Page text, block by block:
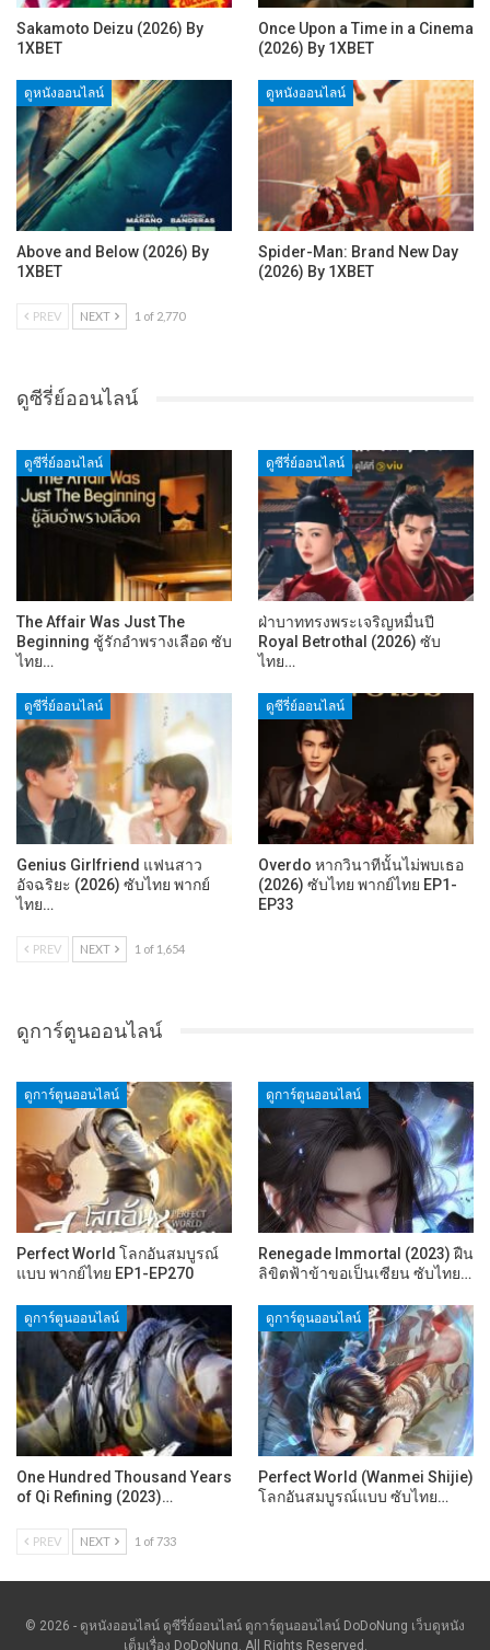
Sakamoto Deizu (2026) By
1XBET
Once Upon a Time in a Cinema
(2026) By 1XBET
ดูหนังออนไลน์
Above and Below (2026) By
1XBET
ดูหนังออนไลน์
Spider-Man: Brand New Day
(2026) By 1XBET
PREV NEXT 1 of 2,770
ดูซีรี่ย์ออนไลน์
ดูซีรี่ย์ออนไลน์
The Affair Was Just The
Beginning ชู้รักอำพรางเลือด ซับ
ไทย…
ดูซีรี่ย์ออนไลน์
ฝ่าบาททรงพระเจริญหมื่นปี
Royal Betrothal (2026) ซับ
ไทย…
ดูซีรี่ย์ออนไลน์
Genius Girlfriend แฟนสาว
อัจฉริยะ (2026) ซับไทย พากย์
ไทย…
ดูซีรี่ย์ออนไลน์
Overdo หากวินาทีนั้นไม่พบเธอ
(2026) ซับไทย พากย์ไทย EP1-
EP33
PREV NEXT 1 of 1,654
ดูการ์ตูนออนไลน์
ดูการ์ตูนออนไลน์
Perfect World โลกอันสมบูรณ์
แบบ พากย์ไทย EP1-EP270
ดูการ์ตูนออนไลน์
Renegade Immortal (2023) ฝืน
ลิขิตฟ้าข้าขอเป็นเซียน ซับไทย…
ดูการ์ตูนออนไลน์
One Hundred Thousand Years
of Qi Refining (2023)…
ดูการ์ตูนออนไลน์
Perfect World (Wanmei Shijie)
โลกอันสมบูรณ์แบบ ซับไทย…
PREV NEXT 1 of 733
© 2026 - ดูหนังออนไลน์ ดูซีรี่ย์ออนไลน์ ดูการ์ตูนออนไลน์ DoDoNung เว็บดูหนัง
เต็มเรื่อง DoDoNung. All Rights Reserved.